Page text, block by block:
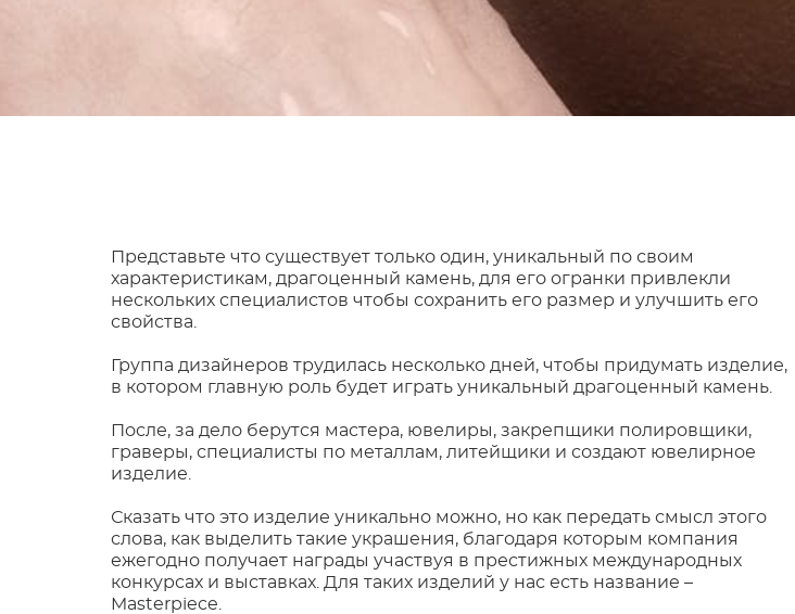
Представьте что существует только один, уникальный по своим
характеристикам, драгоценный камень, для его огранки привлекли
нескольких специалистов чтобы сохранить его размер и улучшить его
свойства.
Группа дизайнеров трудилась несколько дней, чтобы придумать изделие,
в котором главную роль будет играть уникальный драгоценный камень.
После, за дело берутся мастера, ювелиры, закрепщики полировщики,
граверы, специалисты по металлам, литейщики и создают ювелирное
изделие.
Сказать что это изделие уникально можно, но как передать смысл этого
слова, как выделить такие украшения, благодаря которым компания
ежегодно получает награды участвуя в престижных международных
конкурсах и выставках. Для таких изделий у нас есть название –
Masterpiece.